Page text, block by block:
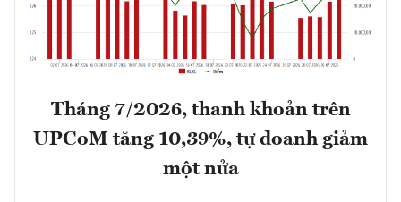
Tháng 7/2026, thanh khoản trên
UPCoM tăng 10,39%, tự doanh giảm
một nửa